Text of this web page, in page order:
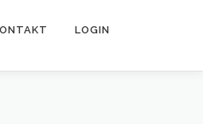
LOGIN